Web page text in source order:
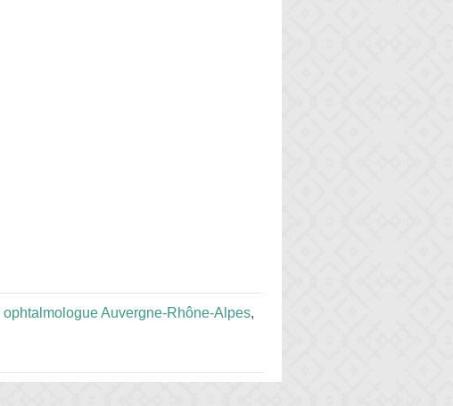
ophtalmologue Auvergne-Rhône-Alpes,